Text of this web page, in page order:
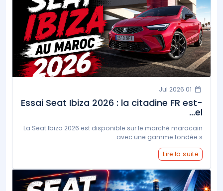
Essai Seat Ibiza 2026 : la citadine FR est-
el...
La Seat Ibiza 2026 est disponible sur le marché marocain
avec une gamme fondée s...
Lire la suite